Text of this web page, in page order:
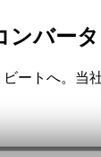
バー
ートへ。当